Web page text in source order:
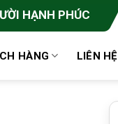
HẠNH PHÚC
HÀNG LIÊN HỆ